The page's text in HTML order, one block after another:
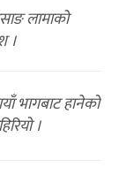
लामाको
।
भागबाट हानेको
।